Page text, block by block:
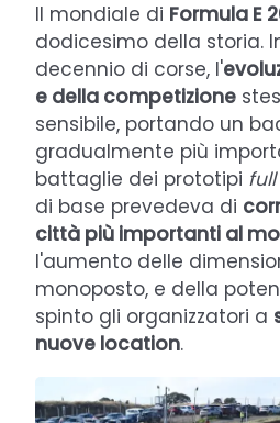
Il mondiale di Formula E
dodicesimo della storia.
decennio di corse, l'
e della competizione
sensibile, portando un
gradualmente più
battaglie dei prototipi
di base prevedeva di
città più importanti al
l'aumento delle
monoposto, e della
spinto gli organizzatori a
nuove location.